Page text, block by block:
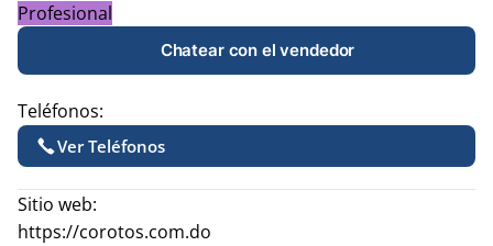
Profesional
Chatear con el vendedor
Teléfonos:
Ver Teléfonos
Sitio web:
https://corotos.com.do